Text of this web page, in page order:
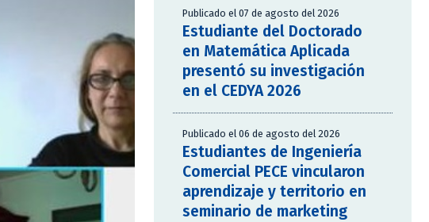
Publicado el 07 de agosto del 2026
Estudiante del Doctorado
en Matemática Aplicada
presentó su investigación
en el CEDYA 2026
Publicado el 06 de agosto del 2026
Estudiantes de Ingeniería
Comercial PECE vincularon
aprendizaje y territorio en
seminario de marketing